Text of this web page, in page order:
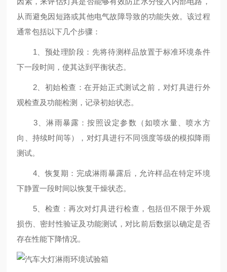
从而避免因短路或其他电气故障导致的功能失效。该过程
通常包括以下几个步骤：
1、预处理阶段：先将待测样品放置于标准环境条件
下一段时间，使其达到平衡状态。
2、初始检查：在开始正式测试之前，对灯具进行外
观检查及功能检测，记录初始状态。
3、淋雨暴露：按照设定参数（如喷水量、喷水方
向、持续时间等），对灯具进行不同强度等级的模拟降雨
测试。
4、恢复期：完成淋雨暴露后，允许样品在特定环境
下静置一段时间以恢复干燥状态。
5、检查：再次对灯具进行检查，包括但不限于外观
损伤、密封性验证及功能测试，对比前后数据以确定是否
存在性能下降情况。